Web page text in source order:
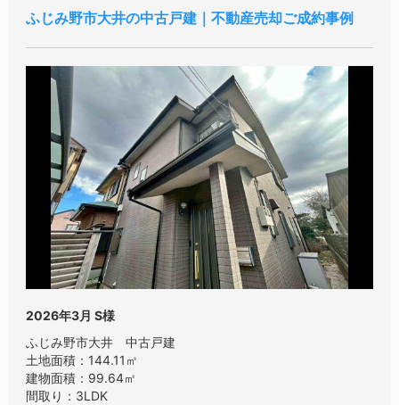
ふじみ野市大井の中古戸建｜不動産売却ご成約事例
2026年3月 S様
ふじみ野市大井 中古戸建
土地面積：144.11㎡
建物面積：99.64㎡
間取り：3LDK